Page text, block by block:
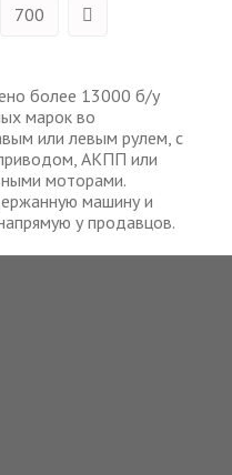
700
более 13000 б/у
марок во
или левым рулем, с
АКПП или
моторами.
машину и
у продавцов.